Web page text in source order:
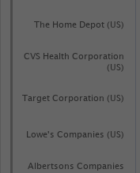
axis
83
chart
CVS Health Corporation
(US)
Albertsons Companies
The Home Depot (US)
Target Corporation (US)
Lowe's Companies (US)